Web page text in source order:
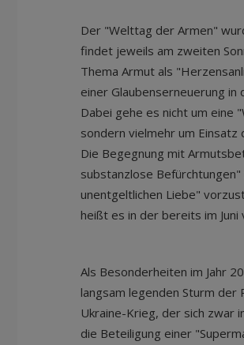
Der "Welttag der Armen"
findet jeweils am zweiten
Thema Armut als
einer Glaubenserneuerung
Dabei gehe es nicht um eine
sondern vielmehr um
Die Begegnung mit
substanzlose
unentgeltlichen Liebe"
heißt es in der bereits im
Als Besonderheiten im Jahr
langsam legenden Sturm
Ukraine-Krieg, der sich zwar
die Beteiligung einer